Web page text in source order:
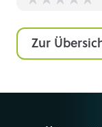
Zur